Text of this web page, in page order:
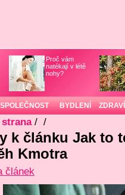
Proč vám
natékají v létě
nohy?
SPOLEČNOST BYDLENÍ ZDRAVÍ
/ /
k článku Jak to
Kmotra
článek